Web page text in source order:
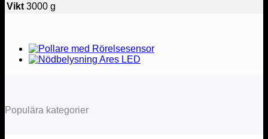
Vikt 3000 g
Populära kategorier